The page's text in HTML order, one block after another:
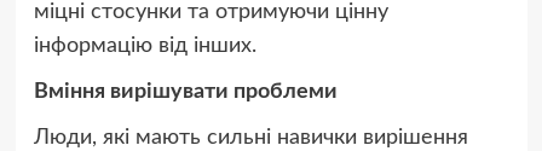
міцні стосунки та отримуючи цінну
інформацію від інших.
Вміння вирішувати проблеми
Люди, які мають сильні навички вирішення